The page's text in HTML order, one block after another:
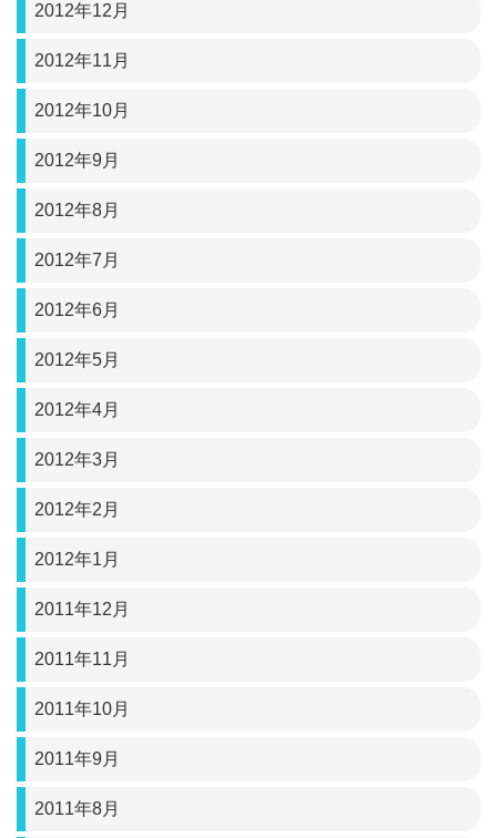
2012年12月
2012年11月
2012年10月
2012年9月
2012年8月
2012年7月
2012年6月
2012年5月
2012年4月
2012年3月
2012年2月
2012年1月
2011年12月
2011年11月
2011年10月
2011年9月
2011年8月